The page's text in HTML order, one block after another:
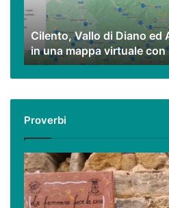
(e
dintorni)
una
mappa
virtuale
nostri
video
Cilento, Vallo di Diano ed
in una mappa virtuale
Proverbi
Podcast
–
I
proverbi